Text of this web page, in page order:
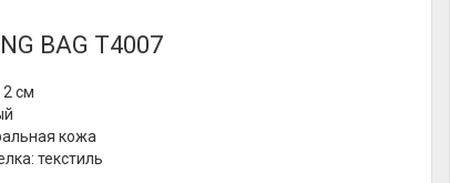
BAG T4007
2 см
кожа
текстиль